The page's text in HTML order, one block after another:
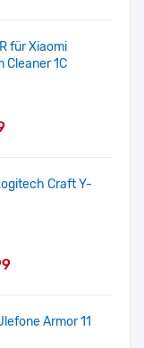
für Xiaomi
Cleaner 1C
Craft Y-
Armor 11